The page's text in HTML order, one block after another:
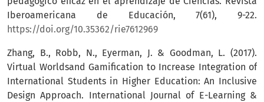
Iberoamericana de Educación, 7(61), 9-22.
https://doi.org/10.35362/rie7612969
Zhang, B., Robb, N., Eyerman, J. & Goodman, L. (2017).
Virtual Worldsand Gamification to Increase Integration of
International Students in Higher Education: An Inclusive
Design Approach. International Journal of E-Learning &